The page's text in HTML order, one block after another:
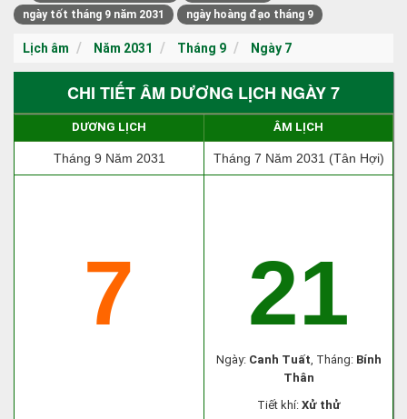
ngày tốt tháng 9 năm 2031
ngày hoàng đạo tháng 9
Lịch âm Năm 2031 Tháng 9 Ngày 7
CHI TIẾT ÂM DƯƠNG LỊCH NGÀY 7
DƯƠNG LỊCH ÂM LỊCH
Tháng 9 Năm 2031 Tháng 7 Năm 2031 (Tân Hợi)
7 21
Ngày: Canh Tuất, Tháng: Bính
Thân
Tiết khí: Xử thử